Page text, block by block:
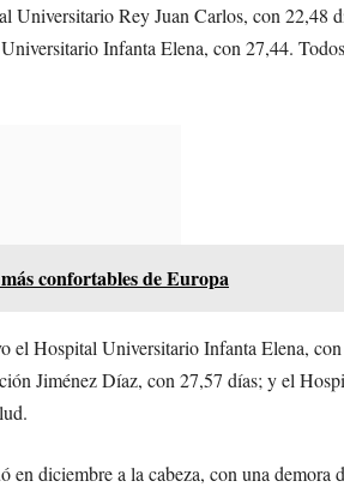
Universitario Rey Juan Carlos, con 22,48
Infanta Elena, con 27,44.
confortables de Europa
el Hospital Universitario Infanta Elena,
Jiménez Díaz, con 27,57 días; y el
diciembre a la cabeza, con una demora